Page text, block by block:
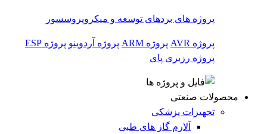
پروژه های بردهای توسعه و میکروپروسسور
پروژه AVR پروژه ARM پروژه آردوینو پروژه ESP
پروژه رزبری پای
محصولات صنعتی
تجهیزات پزشکی
آلارم گاز های طبی